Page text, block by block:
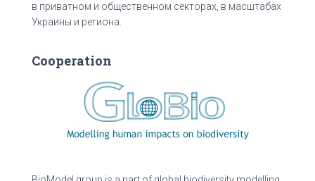
в приватном и общественном секторах, в масштабах
Украины и региона.
Cooperation